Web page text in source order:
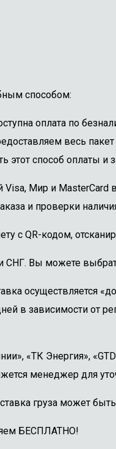
способом:
оплата по
весь
способ оплаты и
Visa, Мир и
и проверки
с QR-кодом,
СНГ. Вы можете
осуществляется
в зависимости от
«ТК Энергия»,
менеджер для
груза может
БЕСПЛАТНО!